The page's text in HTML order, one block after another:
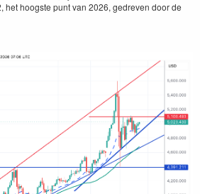
het hoogste punt van 2026, gedreven door de